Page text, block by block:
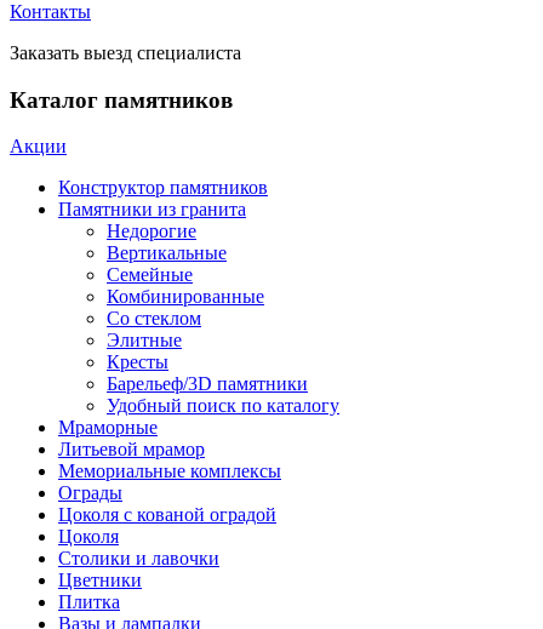
Контакты
Заказать выезд специалиста
Каталог памятников
Акции
Конструктор памятников
Памятники из гранита
Недорогие
Вертикальные
Семейные
Комбинированные
Со стеклом
Элитные
Кресты
Барельеф/3D памятники
Удобный поиск по каталогу
Мраморные
Литьевой мрамор
Мемориальные комплексы
Ограды
Цоколя с кованой оградой
Цоколя
Столики и лавочки
Цветники
Плитка
Вазы и лампадки